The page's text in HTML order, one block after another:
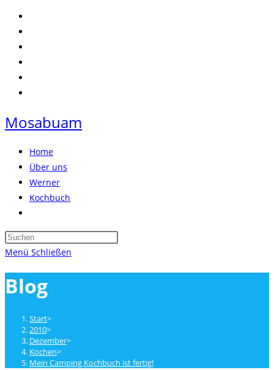
Zum
Inhalt
springen
Mosabuam
Home
Über uns
Werner
Kochbuch
umschalten
Press
Menü Schließen
Blog
Start>
2010>
Dezember>
Kochen>
Mein Camping Kochbuch ist fertig!